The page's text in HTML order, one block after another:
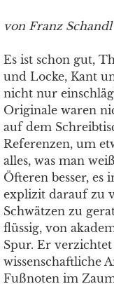
von Franz Schandl
Es ist schon gut,
und Locke, Kant
nicht nur
Originale waren
auf dem
Referenzen, um
alles, was man
Öfteren besser, es
explizit darauf zu
Schwätzen zu
flüssig, von
Spur. Er
wissenschaftliche
Fußnoten im